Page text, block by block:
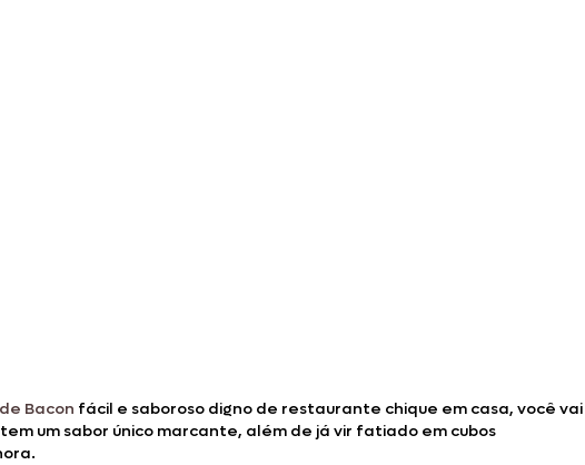
Bacon fácil e saboroso digno de restaurante chique em casa, você vai
um sabor único marcante, além de já vir fatiado em cubos